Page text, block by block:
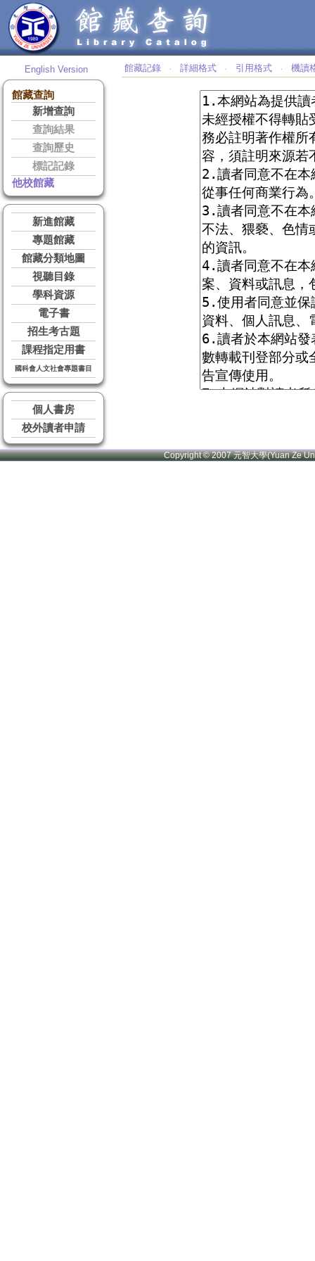
English Version
館藏查詢
新增查詢
查詢結果
查詢歷史
標記記錄
他校館藏
新進館藏
專題館藏
館藏分類地圖
視聽目錄
學科資源
電子書
招生考古題
課程指定用書
國科會人文社會專題書目
個人書房
校外讀者申請
館藏記錄 ‧ 詳細格式 ‧ 引用格式 ‧ 機讀
Copyright © 2007 元智大學(Yuan Ze